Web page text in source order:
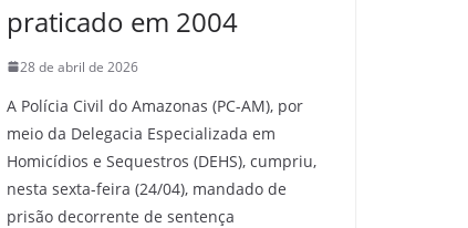
praticado em 2004
28 de abril de 2026
A Polícia Civil do Amazonas (PC-AM), por
meio da Delegacia Especializada em
Homicídios e Sequestros (DEHS), cumpriu,
nesta sexta-feira (24/04), mandado de
prisão decorrente de sentença